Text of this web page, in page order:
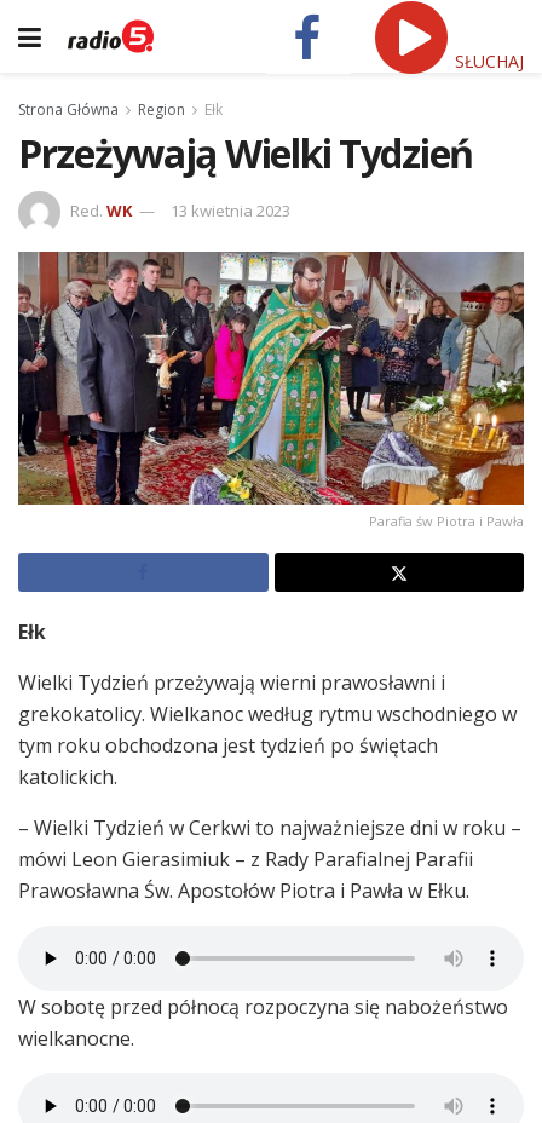
SŁUCHAJ
Strona Główna Region Ełk
Przeżywają Wielki Tydzień
Red. WK 13 kwietnia 2023
Parafia św Piotra i Pawła
Ełk
Wielki Tydzień przeżywają wierni prawosławni i
grekokatolicy. Wielkanoc według rytmu wschodniego w
tym roku obchodzona jest tydzień po świętach
katolickich.
– Wielki Tydzień w Cerkwi to najważniejsze dni w roku –
mówi Leon Gierasimiuk – z Rady Parafialnej Parafii
Prawosławna Św. Apostołów Piotra i Pawła w Ełku.
W sobotę przed północą rozpoczyna się nabożeństwo
wielkanocne.